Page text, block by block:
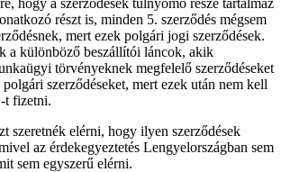
hogy a szerződések túlnyomó része tartalmaz
részt is, minden 5. szerződés mégsem
mert ezek polgári jogi szerződések.
a különböző beszállítói láncok, akik
törvényeknek megfelelő szerződéseket
szerződéseket, mert ezek után nem kell
t fizetni.
szeretnék elérni, hogy ilyen szerződések
az érdekegyeztetés Lengyelországban sem
sem egyszerű elérni.